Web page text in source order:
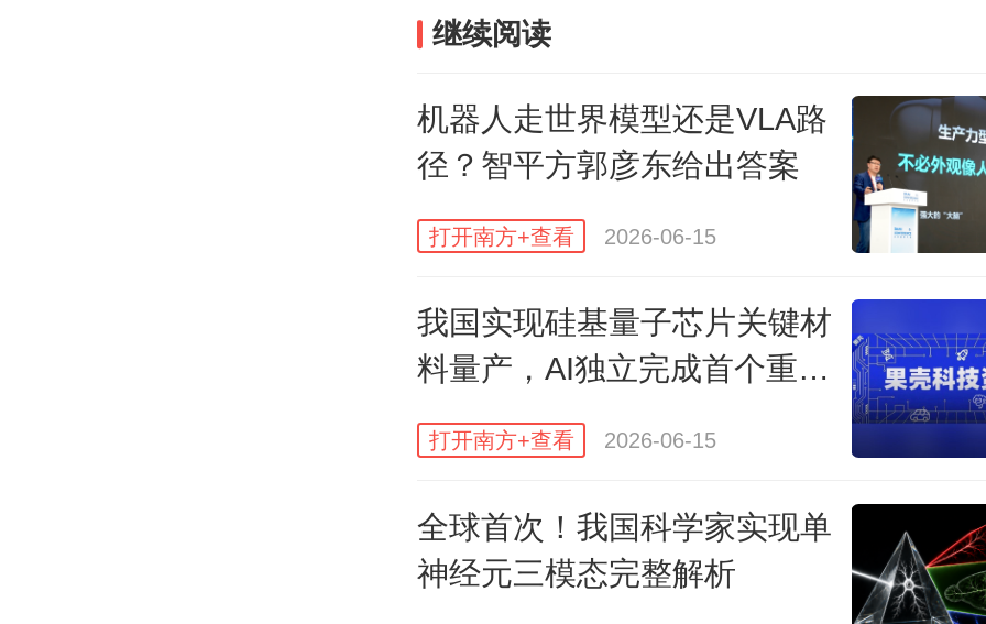
待的点在于，过去的9个月里，科学家们
所给出的信息，随着数据量的累积，江
子实验的大量新成果将自今年夏天起
布，逐步揭开有关中微子的更多新奥秘。
中微子又被称为“幽灵粒子”，本身不带电
轻得几乎可以忽略，只参与非常微弱的
作用，却具有极强的穿透力。正因如此
并不意味着其数量少、不起眼，
通过科
逐步揭开其神秘面纱，是妥妥的“诺
继续阅读
机器人走世界模型还是VLA路
径？智平方郭彦东给出答案
打开南方+查看 2026-06-15
我国实现硅基量子芯片关键材
料量产，AI独立完成首个重大
发现，马斯克成为首个万亿富
翁
打开南方+查看 2026-06-15
全球首次！我国科学家实现单
神经元三模态完整解析